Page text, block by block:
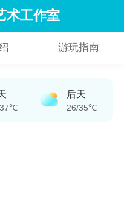
术工作室
游玩指南
后天
26/35℃